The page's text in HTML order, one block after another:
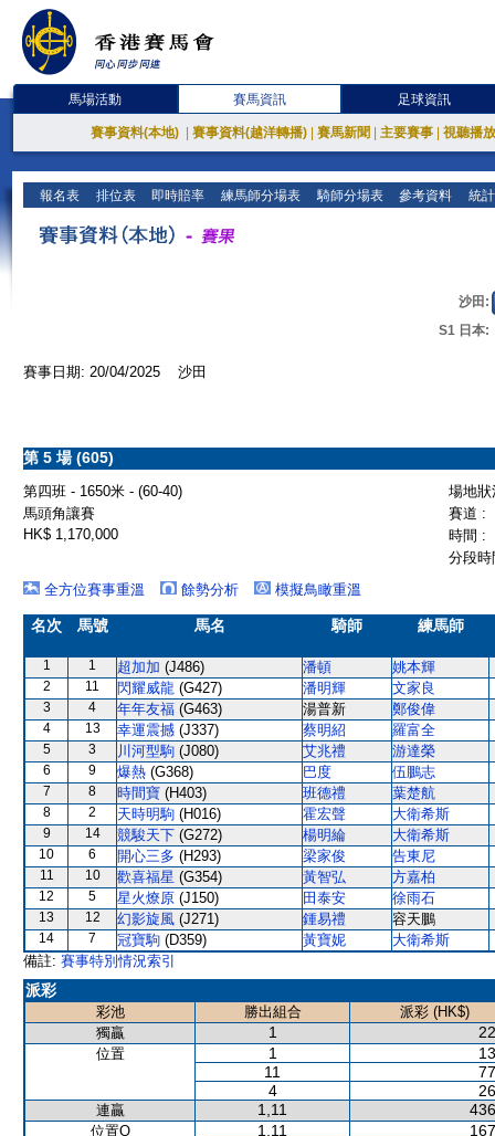
馬場活動 賽馬資訊 足球資訊
賽事資料(本地) 賽事資料(越洋轉播) 賽馬新聞 主要賽事 視聽播
報名表 排位表 即時賠率 練馬師分場表 騎師分場表 參考資料 統
沙田:
S1 日本:
賽事日期: 20/04/2025 沙田
第 5 場 (605)
第四班 - 1650米 - (60-40)
場地
馬頭角讓賽
賽道 :
HK$ 1,170,000
時間 :
分段
全方位賽事重溫
餘勢分析 模擬鳥瞰重溫
名次 馬號 馬名 騎師 練馬師
1 1 超加加 (J486) 潘頓 姚本輝
2 11 閃耀威龍 (G427) 潘明輝 文家良
3 4 年年友福 (G463) 湯普新 鄭俊偉
4 13 幸運震撼 (J337) 蔡明紹 羅富全
5 3 川河型駒 (J080) 艾兆禮 游達榮
6 9 爆熱 (G368) 巴度 伍鵬志
7 8 時間寶 (H403) 班德禮 葉楚航
8 2 天時明駒 (H016) 霍宏聲 大衛希斯
9 14 競駿天下 (G272) 楊明綸 大衛希斯
10 6 開心三多 (H293) 梁家俊 告東尼
11 10 歡喜福星 (G354) 黃智弘 方嘉柏
12 5 星火燎原 (J150) 田泰安 徐雨石
13 12 幻影旋風 (J271) 鍾易禮 容天鵬
14 7 冠寶駒 (D359) 黃寶妮
大衛希斯
備註: 賽事特別情況索引
派彩
彩池 勝出組合
派彩 (HK$)
獨贏
1
位置 1
11
4
連贏 1,11
位置Q 1,11